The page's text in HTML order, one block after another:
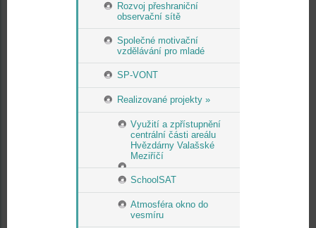
Rozvoj přeshraniční
observační sítě
Společné motivační
vzdělávání pro mladé
SP-VONT
Realizované projekty »
Využití a zpřístupnění
centrální části areálu
Hvězdárny Valašské
Meziříčí
SchoolSAT
Atmosféra okno do
vesmíru